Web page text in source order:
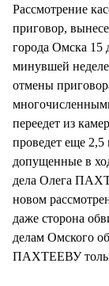
Рассмотрение
приговор,
города Омска 15
минувшей
отмены
переедет из
проведет еще 2,5
допущенные в
дела Олега
новом
даже сторона
делам Омского
ПАХТЕЕВУ